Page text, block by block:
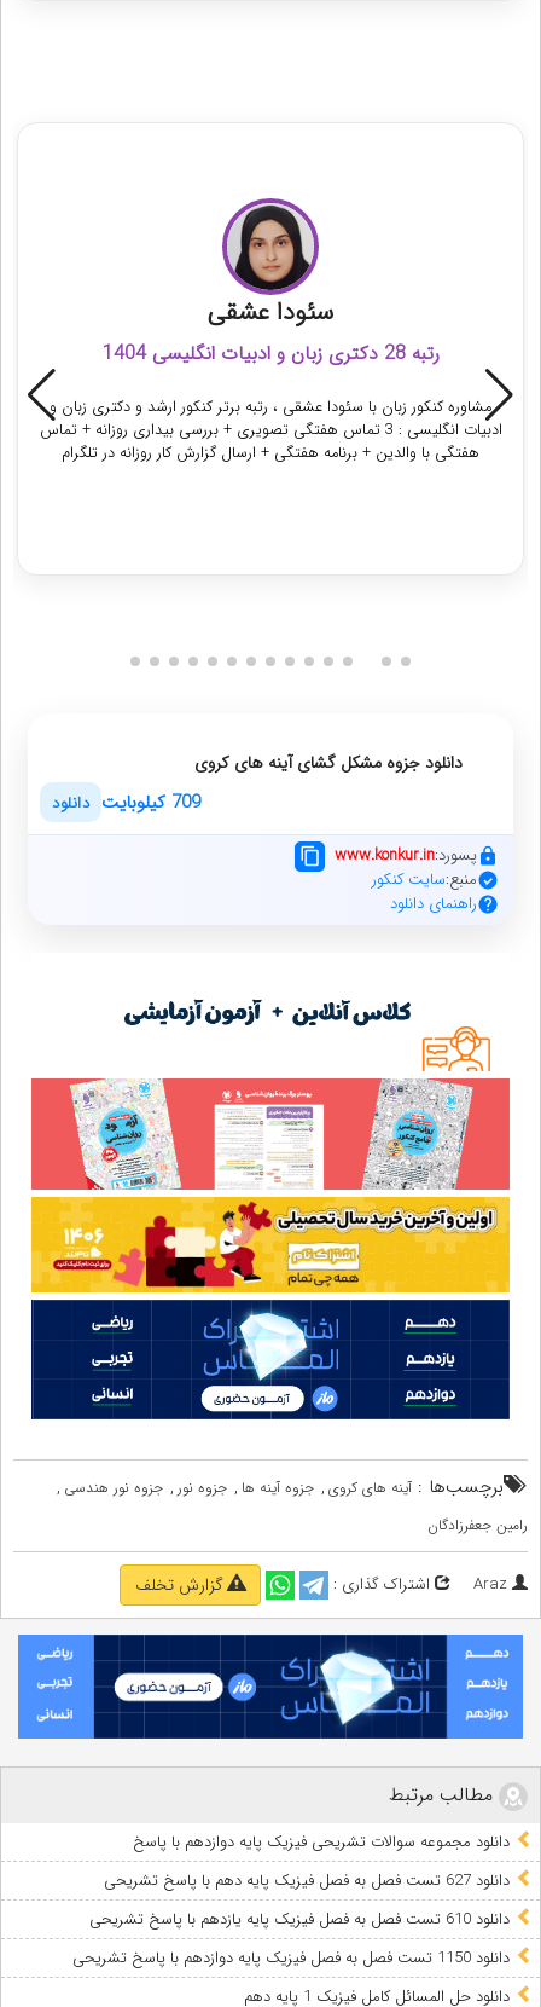
سئودا عشقی
رتبه 28 دکتری زبان و ادبیات انگلیسی 1404
مشاوره کنکور زبان با سئودا عشقی ، رتبه برتر کنکور ارشد و دکتری زبان و
ادبیات انگلیسی : 3 تماس هفتگی تصویری + بررسی بیداری روزانه + تماس
هفتگی با والدین + برنامه هفتگی + ارسال گزارش کار روزانه در تلگرام
دانلود جزوه مشکل گشای آینه های کروی
709 کیلوبایت دانلود
منبع:سایت کنکور
پسورد:www.konkur.in
راهنمای دانلود
برچسب‌ها : آینه های کروی , جزوه آینه ها , جزوه نور , جزوه نور هندسی ,
رامین جعفرزادگان
Araz اشتراک گذاری : گزارش تخلف
مطالب مرتبط
دانلود مجموعه سوالات تشریحی فیزیک پایه دوازدهم با پاسخ
دانلود 627 تست فصل به فصل فیزیک پایه دهم با پاسخ تشریحی
دانلود 610 تست فصل به فصل فیزیک پایه یازدهم با پاسخ تشریحی
دانلود 1150 تست فصل به فصل فیزیک پایه دوازدهم با پاسخ تشریحی
دانلود حل المسائل کامل فیزیک 1 پایه دهم